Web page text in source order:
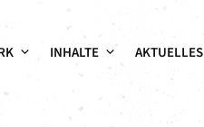
INHALTE AKTUELLES